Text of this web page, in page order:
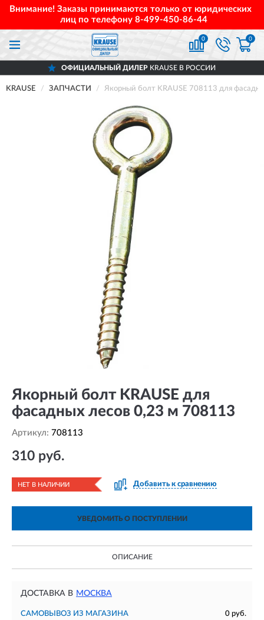
Внимание! Заказы принимаются только от юридических
лиц по телефону 8-499-450-86-44
0 0
ОФИЦИАЛЬНЫЙ ДИЛЕРKRAUSE В РОССИИ
KRAUSE ЗАПЧАСТИ Якорный болт KRAUSE 708113 для
Якорный болт KRAUSE для
фасадных лесов 0,23 м 708113
Артикул: 708113
310 руб.
НЕТ В НАЛИЧИИ Добавить к сравнению
УВЕДОМИТЬ О ПОСТУПЛЕНИИ
ОПИСАНИЕ
ДОСТАВКА В МОСКВА
САМОВЫВОЗ ИЗ МАГАЗИНА
0 руб.